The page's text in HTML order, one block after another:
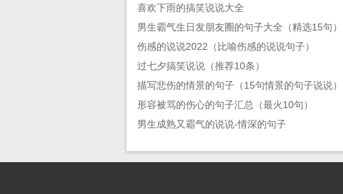
喜欢下雨的搞笑说说大全
男生霸气生日发朋友圈的句子大全（精选15句）
伤感的说说2022（比喻伤感的说说句子）
过七夕搞笑说说（推荐10条）
描写悲伤的情景的句子（15句情景的句子说说）
形容被骂的伤心的句子汇总（最火10句）
男生成熟又霸气的说说-情深的句子